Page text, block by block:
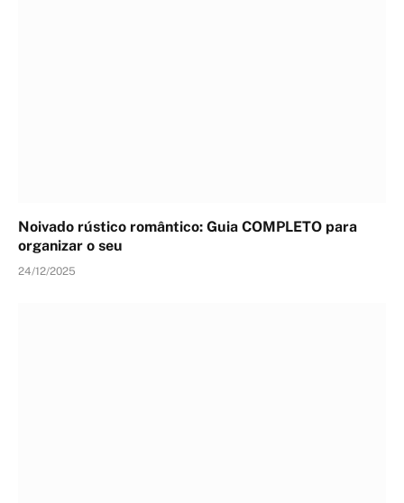
Noivado rústico romântico: Guia COMPLETO para
organizar o seu
24/12/2025